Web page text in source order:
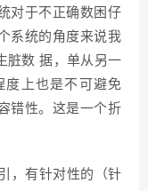
对于不正确数困仔
系统的角度来说我
脏数 据，单从另一
度上也是不可避免
错性。这是一个折
，有针对性的（针